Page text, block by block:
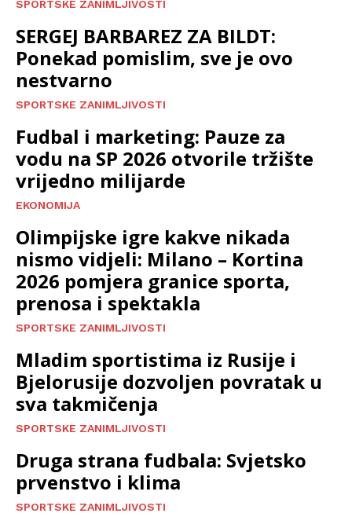
SPORTSKE ZANIMLJIVOSTI
SERGEJ BARBAREZ ZA BILDT:
Ponekad pomislim, sve je ovo
nestvarno
SPORTSKE ZANIMLJIVOSTI
Fudbal i marketing: Pauze za
vodu na SP 2026 otvorile tržište
vrijedno milijarde
EKONOMIJA
Olimpijske igre kakve nikada
nismo vidjeli: Milano – Kortina
2026 pomjera granice sporta,
prenosa i spektakla
SPORTSKE ZANIMLJIVOSTI
Mladim sportistima iz Rusije i
Bjelorusije dozvoljen povratak u
sva takmičenja
SPORTSKE ZANIMLJIVOSTI
Druga strana fudbala: Svjetsko
prvenstvo i klima
SPORTSKE ZANIMLJIVOSTI